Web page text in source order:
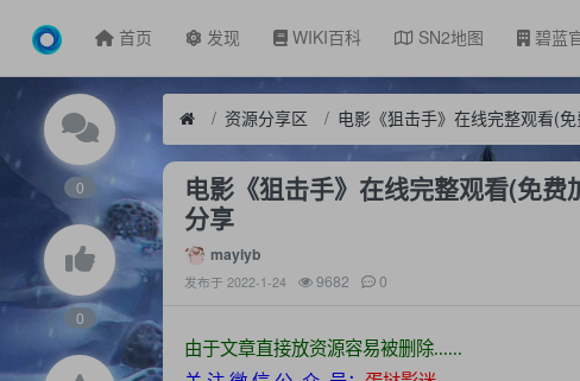
首页 发现 WIKI百科 SN2地图 碧蓝
0
0
资源分享区
电影《狙击手》在线完整观看(免
分享
mayiyb
发布于 2022-1-24 9682 0
由于文章直接放资源容易被删除......